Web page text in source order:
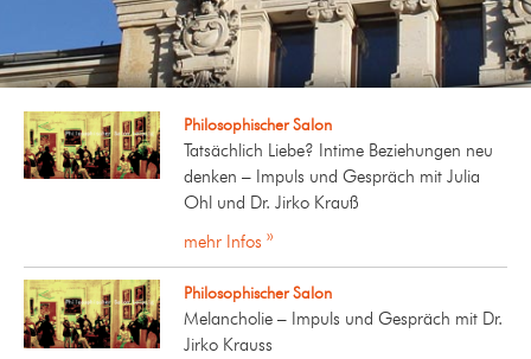
Philosophischer Salon
Tatsächlich Liebe? Intime Beziehungen neu
denken – Impuls und Gespräch mit Julia
Ohl und Dr. Jirko Krauß
mehr Infos »
Philosophischer Salon
Melancholie – Impuls und Gespräch mit Dr.
Jirko Krauss